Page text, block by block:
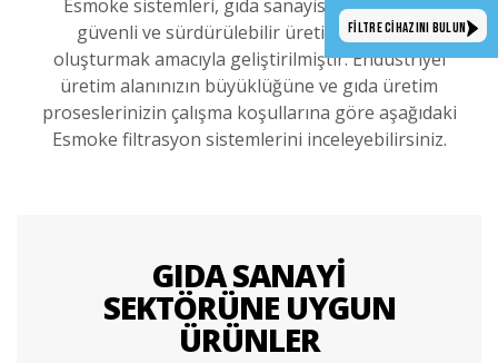
Esmoke sistemleri, gıda sanayisinde hijyenik,
güvenli ve sürdürülebilir üretim ortamları
oluşturmak amacıyla geliştirilmiştir. Endüstriyel
üretim alanınızın büyüklüğüne ve gıda üretim
proseslerinizin çalışma koşullarına göre aşağıdaki
Esmoke filtrasyon sistemlerini inceleyebilirsiniz.
GIDA SANAYI
SEKTÖRÜNE UYGUN
ÜRÜNLER
FİLTRE CİHAZINI BULUN